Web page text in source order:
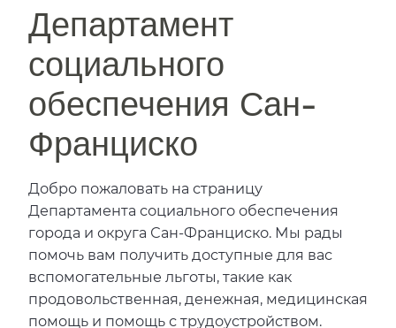
Департамент
социального
обеспечения Сан-
Франциско​​
Добро пожаловать на страницу
Департамента социального обеспечения
города и округа Сан-Франциско. Мы рады
помочь вам получить доступные для вас
вспомогательные льготы, такие как
продовольственная, денежная, медицинская
помощь и помощь с трудоустройством.​​